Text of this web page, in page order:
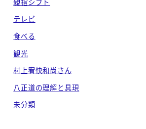
テレビ
食べる
観光
村上宥快和尚さん
八正道の理解と具現
未分類